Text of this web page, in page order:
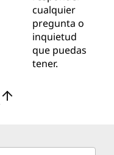
cualquier
pregunta o
inquietud
que puedas
tener.